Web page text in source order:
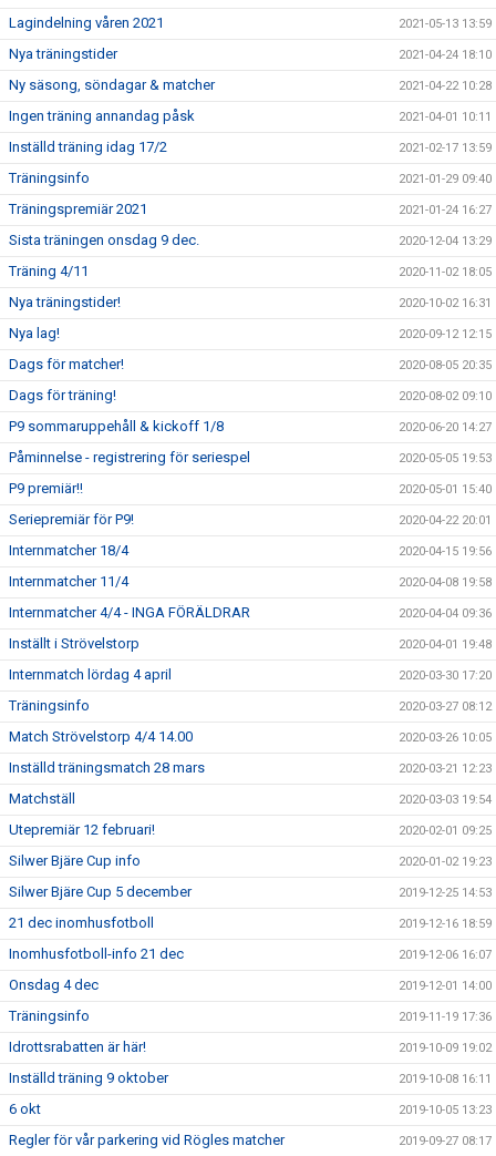
Lagindelning våren 2021 2021-05-13 13:59
Nya träningstider 2021-04-24 18:10
Ny säsong, söndagar & matcher 2021-04-22 10:28
Ingen träning annandag påsk 2021-04-01 10:11
Inställd träning idag 17/2 2021-02-17 13:59
Träningsinfo 2021-01-29 09:40
Träningspremiär 2021 2021-01-24 16:27
Sista träningen onsdag 9 dec. 2020-12-04 13:29
Träning 4/11 2020-11-02 18:05
Nya träningstider! 2020-10-02 16:31
Nya lag! 2020-09-12 12:15
Dags för matcher! 2020-08-05 20:35
Dags för träning! 2020-08-02 09:10
P9 sommaruppehåll & kickoff 1/8 2020-06-20 14:27
Påminnelse - registrering för seriespel 2020-05-05 19:53
P9 premiär!! 2020-05-01 15:40
Seriepremiär för P9! 2020-04-22 20:01
Internmatcher 18/4 2020-04-15 19:56
Internmatcher 11/4 2020-04-08 19:58
Internmatcher 4/4 - INGA FÖRÄLDRAR 2020-04-04 09:36
Inställt i Strövelstorp 2020-04-01 19:48
Internmatch lördag 4 april 2020-03-30 17:20
Träningsinfo 2020-03-27 08:12
Match Strövelstorp 4/4 14.00 2020-03-26 10:05
Inställd träningsmatch 28 mars 2020-03-21 12:23
Matchställ 2020-03-03 19:54
Utepremiär 12 februari! 2020-02-01 09:25
Silwer Bjäre Cup info 2020-01-02 19:23
Silwer Bjäre Cup 5 december 2019-12-25 14:53
21 dec inomhusfotboll 2019-12-16 18:59
Inomhusfotboll-info 21 dec 2019-12-06 16:07
Onsdag 4 dec 2019-12-01 14:00
Träningsinfo 2019-11-19 17:36
Idrottsrabatten är här! 2019-10-09 19:02
Inställd träning 9 oktober 2019-10-08 16:11
6 okt 2019-10-05 13:23
Regler för vår parkering vid Rögles matcher 2019-09-27 08:17